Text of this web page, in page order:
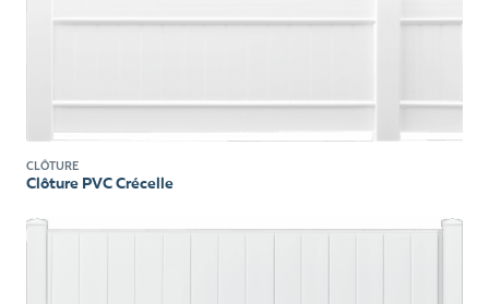
CLÔTURE
Clôture PVC Crécelle